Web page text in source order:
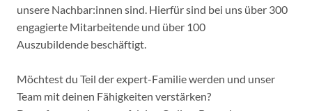
unsere Nachbar:innen sind. Hierfür sind bei uns über 300
engagierte Mitarbeitende und über 100
Auszubildende beschäftigt.
Möchtest du Teil der expert-Familie werden und unser
Team mit deinen Fähigkeiten verstärken?